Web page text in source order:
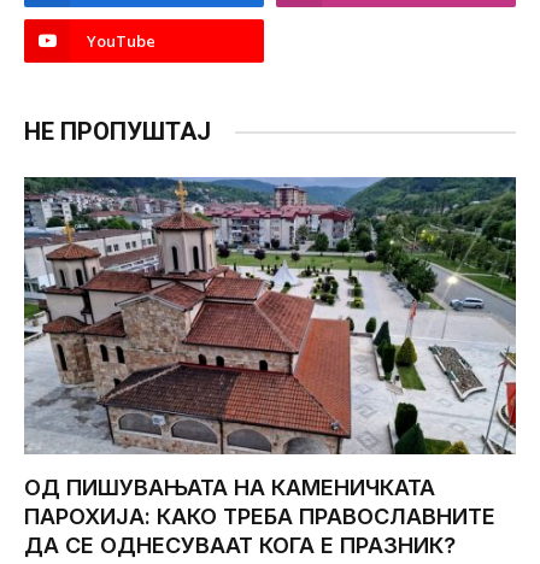
YouTube
НЕ ПРОПУШТАЈ
ОД ПИШУВАЊАТА НА КАМЕНИЧКАТА
ПАРОХИЈА: КАКО ТРЕБА ПРАВОСЛАВНИТЕ
ДА СЕ ОДНЕСУВААТ КОГА Е ПРАЗНИК?